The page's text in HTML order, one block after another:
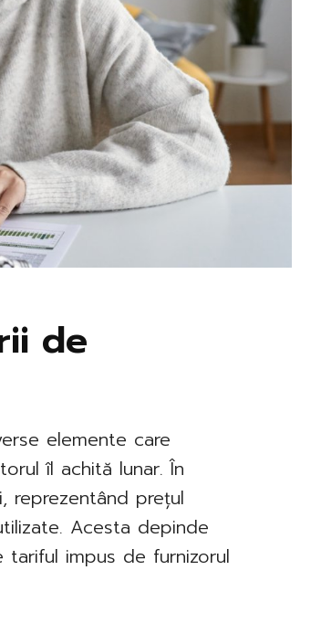
de
elemente care
îl achită lunar. În
reprezentând prețul
Acesta depinde
impus de furnizorul